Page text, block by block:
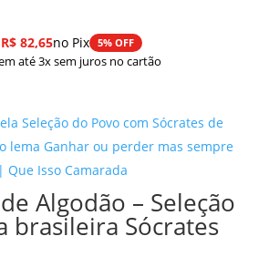
R$82,65no Pix 5% OFF
até 3x sem juros no cartão
Algodão – Seleção
brasileira Sócrates